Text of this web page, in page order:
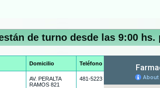
de turno desde las 9:00 hs.
Domicilio Teléfono
AV. PERALTA
RAMOS 821
481-5223